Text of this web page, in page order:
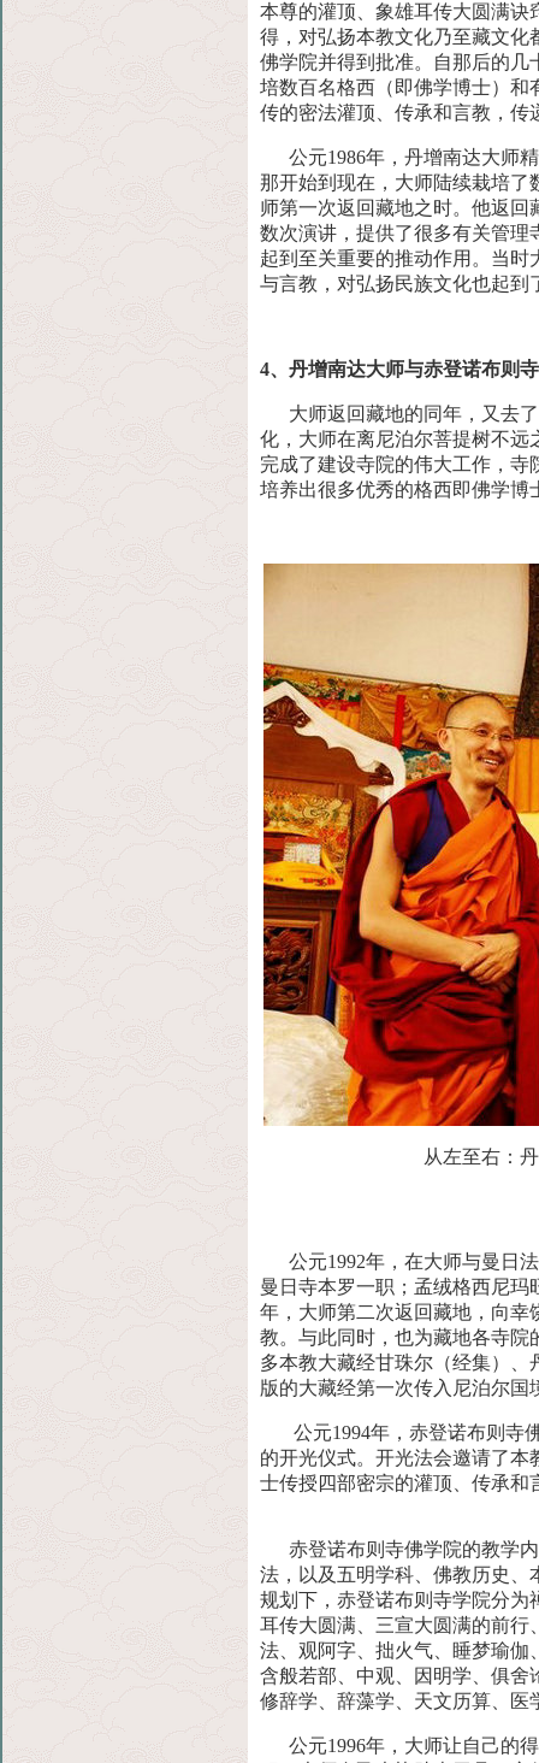
本尊的灌顶、象雄耳传大圆满诀
得，对弘扬本教文化乃至藏文化
佛学院并得到批准。自那后的几
培数百名格西（即佛学博士）和
传的密法灌顶、传承和言教，传
公元1986年，丹增南达大师精
那开始到现在，大师陆续栽培了
师第一次返回藏地之时。他返回
数次演讲，提供了很多有关管理
起到至关重要的推动作用。当
与言教，对弘扬民族文化也起到
4、丹增南达大师与赤登诺布则
大师返回藏地的同年，又去
化，大师在离尼泊尔菩提树不远
完成了建设寺院的伟大工作，寺
培养出很多优秀的格西即佛学博
从左至右：
公元1992年，在大师与曼日法
曼日寺本罗一职；孟绒格西尼玛
年，大师第二次返回藏地，向幸
教。与此同时，也为藏地各寺院
多本教大藏经甘珠尔（经集）
版的大藏经第一次传入尼泊尔国
公元1994年，赤登诺布则寺
的开光仪式。开光法会邀请了本
士传授四部密宗的灌顶、传承和
赤登诺布则寺佛学院的教学内
法，以及五明学科、佛教历史、
规划下，赤登诺布则寺学院分为
耳传大圆满、三宣大圆满的前行
法、观阿字、拙火气、睡梦瑜伽
含般若部、 中观、因明学、俱舍
修辞学、辞藻学、天文历算、医
公元1996年，大师让自己的得